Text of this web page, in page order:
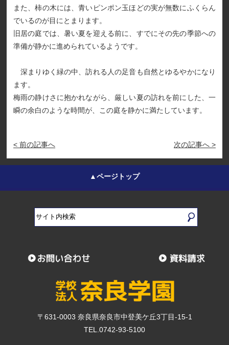
また、柿の木には、青いピンポン玉ほどの実が無数にふくらん
でいるのが目にとまります。
旧居の庭では、暑い夏を迎える前に、すでにその先の季節への
準備が静かに進められているようです。
深まりゆく緑の中、訪れる人の足音も自然とゆるやかになり
ます。
梅雨の静けさに抱かれながら、厳しい夏の訪れを前にした、一
瞬の余白のような時間が、この庭を静かに満たしています。
< 前の記事へ 次の記事へ >
▲ページトップ
〒631-0003 奈良県奈良市中登美ケ丘3丁目-15-1
TEL.0742-93-5100